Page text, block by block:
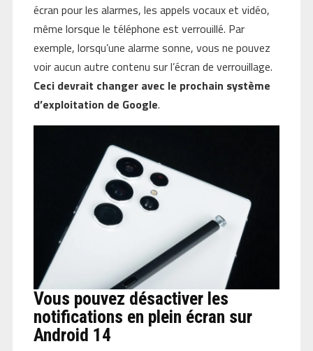
écran pour les alarmes, les appels vocaux et vidéo,
même lorsque le téléphone est verrouillé. Par
exemple, lorsqu’une alarme sonne, vous ne pouvez
voir aucun autre contenu sur l’écran de verrouillage.
Ceci devrait changer avec le prochain système
d’exploitation de Google.
Vous pouvez désactiver les
notifications en plein écran sur
Android 14